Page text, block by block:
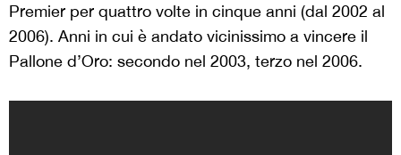
Premier per quattro volte in cinque anni (dal 2002 al
2006). Anni in cui è andato vicinissimo a vincere il
Pallone d’Oro: secondo nel 2003, terzo nel 2006.